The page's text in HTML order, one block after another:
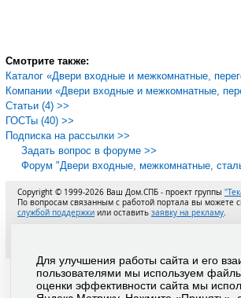
Смотрите также:
Каталог «Двери входные и межкомнатные,
Компании «Двери входные и межкомнатные,
Статьи (4) >>
ГОСТы (40) >>
Подписка на рассылки >>
Задать вопрос в форуме >>
Форум "Двери входные, межкомнатные,
Copyright © 1999-2026 Ваш Дом.СПБ - проект группы
По вопросам связанным с работой портала вы можете
службой поддержки или оставить заявку на рекламу.
Для улучшения работы сайта и его
пользователями мы используем
оценки эффективности сайта мы